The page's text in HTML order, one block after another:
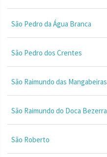
São Pedro da Água Branca
São Pedro dos Crentes
São Raimundo das Mangabeiras
São Raimundo do Doca Bezerra
São Roberto